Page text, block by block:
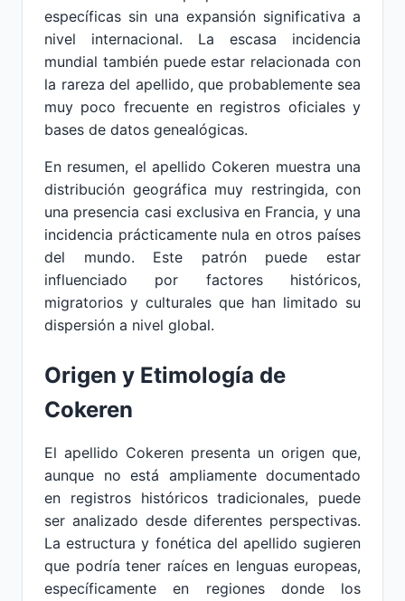
específicas sin una expansión significativa a
nivel internacional. La escasa incidencia
mundial también puede estar relacionada con
la rareza del apellido, que probablemente sea
muy poco frecuente en registros oficiales y
bases de datos genealógicas.
En resumen, el apellido Cokeren muestra una
distribución geográfica muy restringida, con
una presencia casi exclusiva en Francia, y una
incidencia prácticamente nula en otros países
del mundo. Este patrón puede estar
influenciado por factores históricos,
migratorios y culturales que han limitado su
dispersión a nivel global.
Origen y Etimología de
Cokeren
El apellido Cokeren presenta un origen que,
aunque no está ampliamente documentado
en registros históricos tradicionales, puede
ser analizado desde diferentes perspectivas.
La estructura y fonética del apellido sugieren
que podría tener raíces en lenguas europeas,
específicamente en regiones donde los